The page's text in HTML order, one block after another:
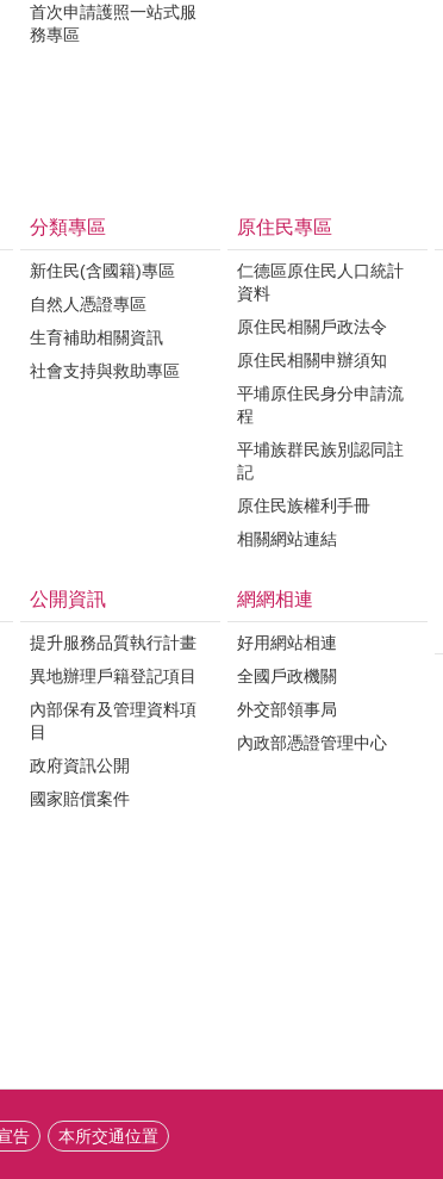
首次申請護照一站式服
務專區
分類專區
新住民(含國籍)專區
自然人憑證專區
生育補助相關資訊
社會支持與救助專區
原住民專區
仁德區原住民人口統計
資料
原住民相關戶政法令
原住民相關申辦須知
平埔原住民身分申請流
程
平埔族群民族別認同註
記
原住民族權利手冊
相關網站連結
公開資訊
提升服務品質執行計畫
異地辦理戶籍登記項目
內部保有及管理資料項
目
政府資訊公開
國家賠償案件
網網相連
好用網站相連
全國戶政機關
外交部領事局
內政部憑證管理中心
告 本所交通位置